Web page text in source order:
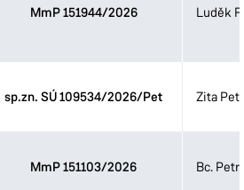
MmP 151944/2026 Luděk
sp.zn. SÚ 109534/2026/Pet Zita
MmP 151103/2026 Bc.